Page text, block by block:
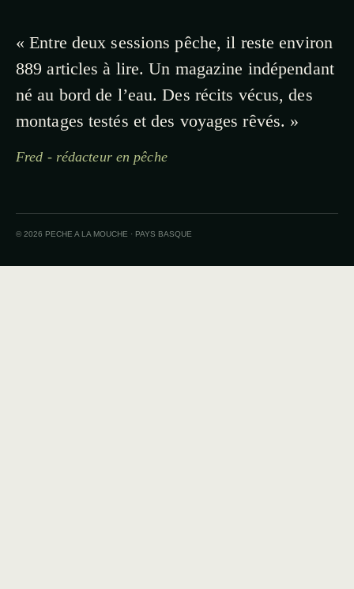
« Entre deux sessions pêche, il reste environ
889 articles à lire. Un magazine indépendant
né au bord de l’eau. Des récits vécus, des
montages testés et des voyages rêvés. »
Fred - rédacteur en pêche
© 2026 PECHE A LA MOUCHE · PAYS BASQUE